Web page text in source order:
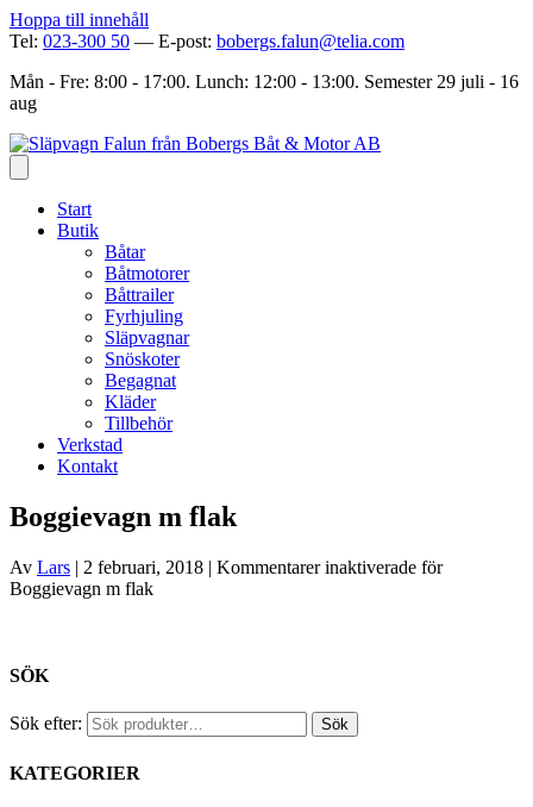
Hoppa till innehåll
Tel: 023-300 50 — E-post: bobergs.falun@telia.com
Mån - Fre: 8:00 - 17:00. Lunch: 12:00 - 13:00. Semester 29 juli - 16
aug
Start
Butik
Båtar
Båtmotorer
Båttrailer
Fyrhjuling
Släpvagnar
Snöskoter
Begagnat
Kläder
Tillbehör
Verkstad
Kontakt
Boggievagn m flak
Av Lars | 2 februari, 2018 | Kommentarer inaktiverade för
Boggievagn m flak
SÖK
Sök efter: Sök
KATEGORIER